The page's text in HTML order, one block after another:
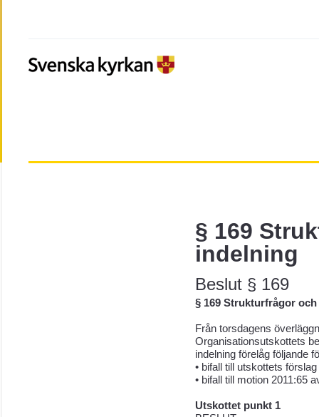
§ 169
indelning
Beslut § 169
§ 169 Strukturfrågor
Från torsdagens
Organisationsutskottets
indelning förelåg följande
• bifall till utskottets förslag
• bifall till motion 2011:65
Utskottet punkt 1